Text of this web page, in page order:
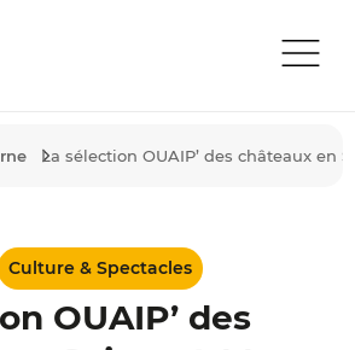
La sélection OUAIP’ des châteaux en
Culture & Spectacles
OUAIP’ des